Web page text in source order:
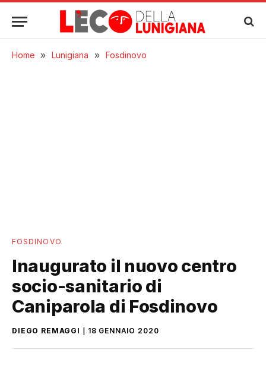
Home » Lunigiana » Fosdinovo
FOSDINOVO
Inaugurato il nuovo centro
socio-sanitario di
Caniparola di Fosdinovo
DIEGO REMAGGI 18 GENNAIO 2020